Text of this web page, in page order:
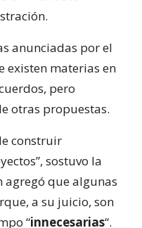
anunciadas por el
existen materias en
pero
otras propuestas.
construir
sostuvo la
agregó que algunas
a su juicio, son
“innecesarias“.